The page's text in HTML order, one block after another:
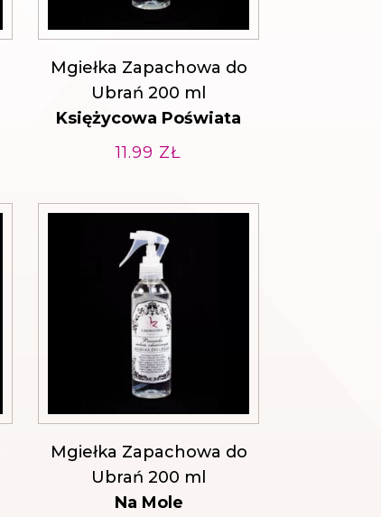
Mgiełka Zapachowa do
Ubrań 200 ml
Księżycowa Poświata
11.99 ZŁ
Mgiełka Zapachowa do
Ubrań 200 ml
Na Mole